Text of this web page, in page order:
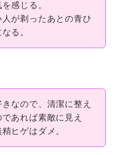
感じる。
が剃ったあとの青ひ
る。
きなので、清潔に整え
あれば素敵に見え
ヒゲはダメ。